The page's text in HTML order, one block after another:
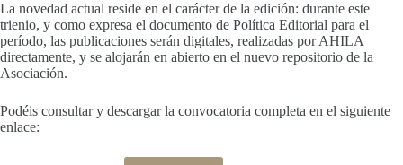
La novedad actual reside en el carácter de la edición: durante este
trienio, y como expresa el documento de Política Editorial para el
período, las publicaciones serán digitales, realizadas por AHILA
directamente, y se alojarán en abierto en el nuevo repositorio de la
Asociación.
Podéis consultar y descargar la convocatoria completa en el siguiente
enlace: